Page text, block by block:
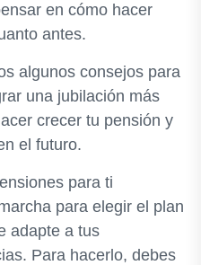
en cómo hacer
antes.
algunos consejos para
una jubilación más
crecer tu pensión y
el futuro.
para ti
para elegir el plan
adapte a tus
Para hacerlo, debes